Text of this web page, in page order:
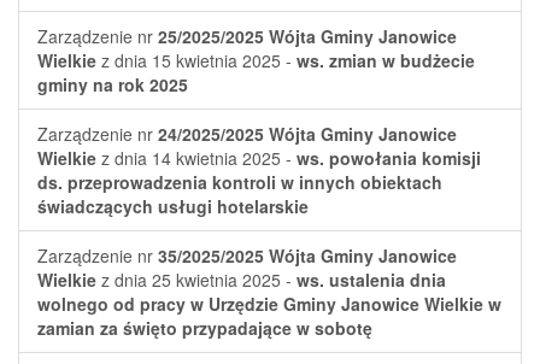
Zarządzenie nr 25/2025/2025 Wójta Gminy Janowice
Wielkie z dnia 15 kwietnia 2025 - ws. zmian w budżecie
gminy na rok 2025
Zarządzenie nr 24/2025/2025 Wójta Gminy Janowice
Wielkie z dnia 14 kwietnia 2025 - ws. powołania komisji
ds. przeprowadzenia kontroli w innych obiektach
świadczących usługi hotelarskie
Zarządzenie nr 35/2025/2025 Wójta Gminy Janowice
Wielkie z dnia 25 kwietnia 2025 - ws. ustalenia dnia
wolnego od pracy w Urzędzie Gminy Janowice Wielkie w
zamian za święto przypadające w sobotę